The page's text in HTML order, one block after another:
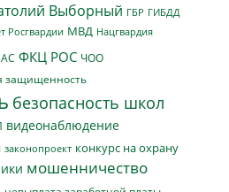
Выборный ГБР ГИБДД
Росгвардии МВД Нацгвардия
ФКЦ РОС ЧОО
защищенность
безопасность школ
видеонаблюдение
законопроект конкурс на охрану
мошенничество